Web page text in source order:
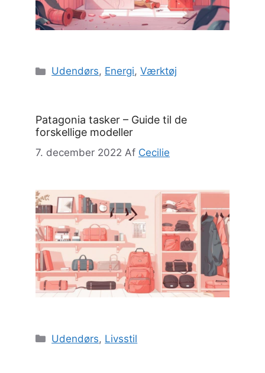
Kategorier
Udendørs, Energi,Værktøj
Patagonia tasker – Guide til de
forskellige modeller
7. december 2022 Af Cecilie
Kategorier
Udendørs, Livsstil